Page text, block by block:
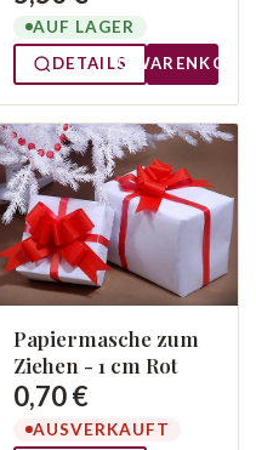
AUF LAGER
DETAILS
WARENKORB
Papiermasche zum
Ziehen - 1 cm Rot
0,70 €
AUSVERKAUFT